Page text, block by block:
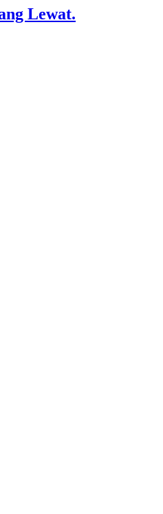
Lewat.